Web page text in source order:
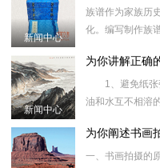
新闻中心
族谱作为家族历
化。编写制作族
编写时资料
新闻中心
为你讲解正确
1、避免纸张
油和水互不相溶
印技术进行讨
为你阐述书画
一、书画拍摄